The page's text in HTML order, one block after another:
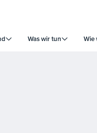
Was wir tun Wie